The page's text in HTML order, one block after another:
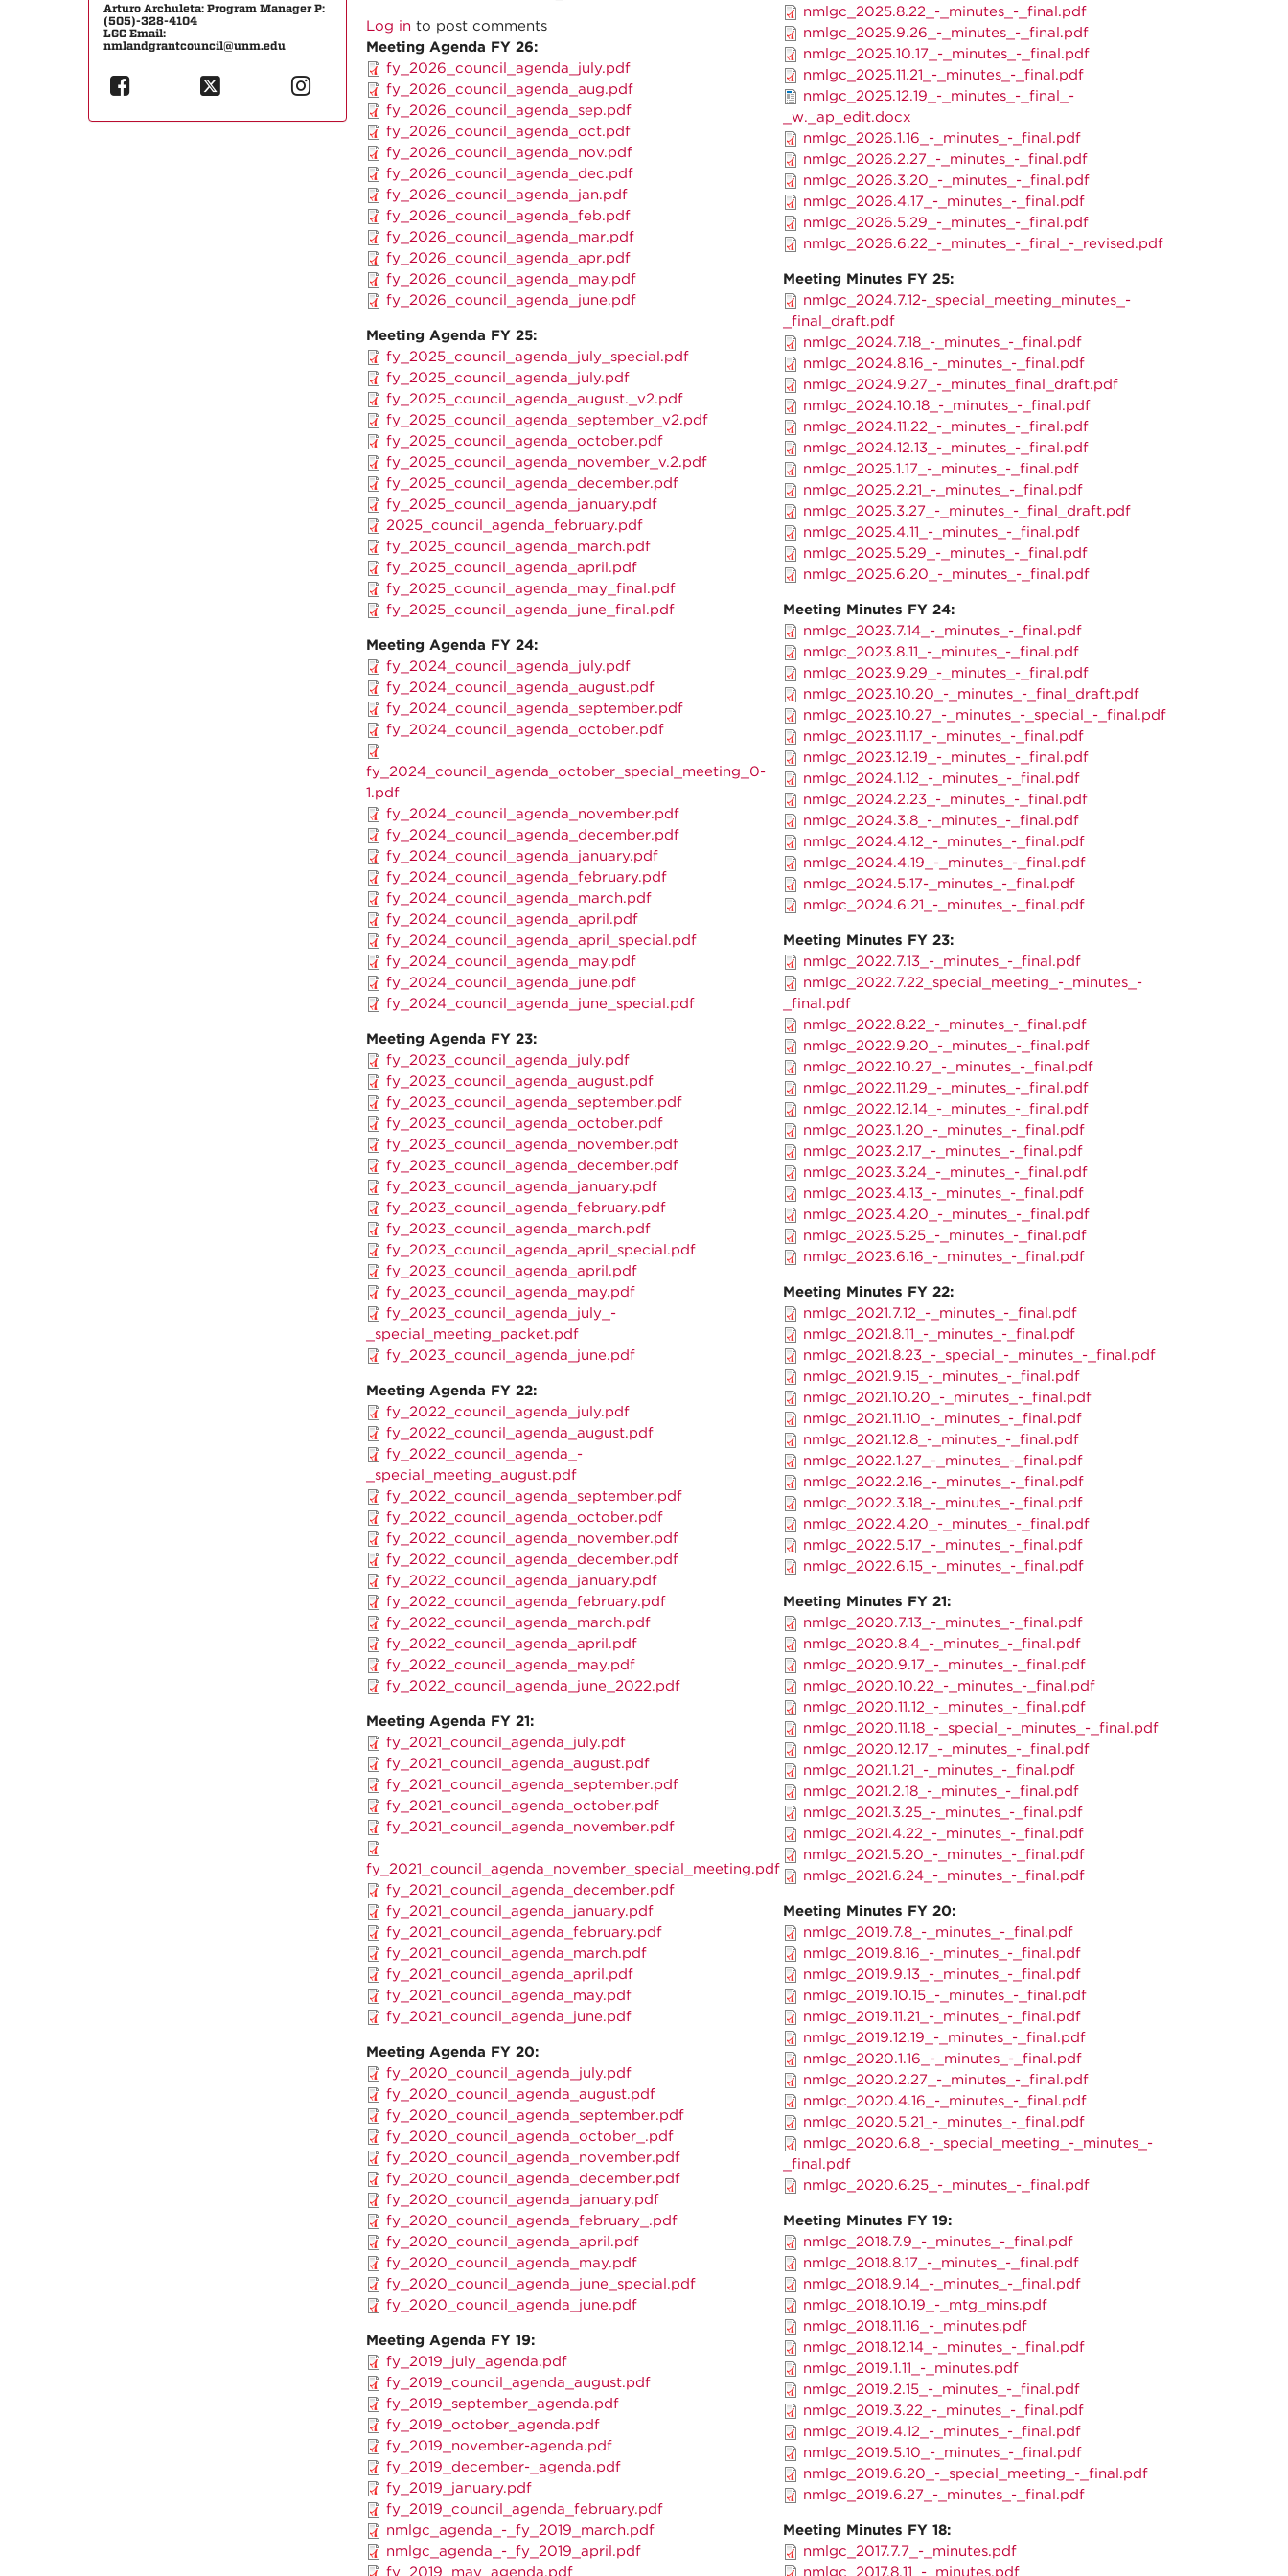
Arturo Archuleta: Program Manager P:
(505)-328-4104
LGC Email:
nmlandgrantcouncil@unm.edu
Log in to post comments
Meeting Agenda FY 26:
fy_2026_council_agenda_july.pdf
fy_2026_council_agenda_aug.pdf
fy_2026_council_agenda_sep.pdf
fy_2026_council_agenda_oct.pdf
fy_2026_council_agenda_nov.pdf
fy_2026_council_agenda_dec.pdf
fy_2026_council_agenda_jan.pdf
fy_2026_council_agenda_feb.pdf
fy_2026_council_agenda_mar.pdf
fy_2026_council_agenda_apr.pdf
fy_2026_council_agenda_may.pdf
fy_2026_council_agenda_june.pdf
Meeting Agenda FY 25:
fy_2025_council_agenda_july_special.pdf
fy_2025_council_agenda_july.pdf
fy_2025_council_agenda_august._v2.pdf
fy_2025_council_agenda_september_v2.pdf
fy_2025_council_agenda_october.pdf
fy_2025_council_agenda_november_v.2.pdf
fy_2025_council_agenda_december.pdf
fy_2025_council_agenda_january.pdf
2025_council_agenda_february.pdf
fy_2025_council_agenda_march.pdf
fy_2025_council_agenda_april.pdf
fy_2025_council_agenda_may_final.pdf
fy_2025_council_agenda_june_final.pdf
Meeting Agenda FY 24:
fy_2024_council_agenda_july.pdf
fy_2024_council_agenda_august.pdf
fy_2024_council_agenda_september.pdf
fy_2024_council_agenda_october.pdf
fy_2024_council_agenda_october_special_meeting_0-
1.pdf
fy_2024_council_agenda_november.pdf
fy_2024_council_agenda_december.pdf
fy_2024_council_agenda_january.pdf
fy_2024_council_agenda_february.pdf
fy_2024_council_agenda_march.pdf
fy_2024_council_agenda_april.pdf
fy_2024_council_agenda_april_special.pdf
fy_2024_council_agenda_may.pdf
fy_2024_council_agenda_june.pdf
fy_2024_council_agenda_june_special.pdf
Meeting Agenda FY 23:
fy_2023_council_agenda_july.pdf
fy_2023_council_agenda_august.pdf
fy_2023_council_agenda_september.pdf
fy_2023_council_agenda_october.pdf
fy_2023_council_agenda_november.pdf
fy_2023_council_agenda_december.pdf
fy_2023_council_agenda_january.pdf
fy_2023_council_agenda_february.pdf
fy_2023_council_agenda_march.pdf
fy_2023_council_agenda_april_special.pdf
fy_2023_council_agenda_april.pdf
fy_2023_council_agenda_may.pdf
fy_2023_council_agenda_july_-
_special_meeting_packet.pdf
fy_2023_council_agenda_june.pdf
Meeting Agenda FY 22:
fy_2022_council_agenda_july.pdf
fy_2022_council_agenda_august.pdf
fy_2022_council_agenda_-
_special_meeting_august.pdf
fy_2022_council_agenda_september.pdf
fy_2022_council_agenda_october.pdf
fy_2022_council_agenda_november.pdf
fy_2022_council_agenda_december.pdf
fy_2022_council_agenda_january.pdf
fy_2022_council_agenda_february.pdf
fy_2022_council_agenda_march.pdf
fy_2022_council_agenda_april.pdf
fy_2022_council_agenda_may.pdf
fy_2022_council_agenda_june_2022.pdf
Meeting Agenda FY 21:
fy_2021_council_agenda_july.pdf
fy_2021_council_agenda_august.pdf
fy_2021_council_agenda_september.pdf
fy_2021_council_agenda_october.pdf
fy_2021_council_agenda_november.pdf
fy_2021_council_agenda_november_special_meeting.pdf
fy_2021_council_agenda_december.pdf
fy_2021_council_agenda_january.pdf
fy_2021_council_agenda_february.pdf
fy_2021_council_agenda_march.pdf
fy_2021_council_agenda_april.pdf
fy_2021_council_agenda_may.pdf
fy_2021_council_agenda_june.pdf
Meeting Agenda FY 20:
fy_2020_council_agenda_july.pdf
fy_2020_council_agenda_august.pdf
fy_2020_council_agenda_september.pdf
fy_2020_council_agenda_october_.pdf
fy_2020_council_agenda_november.pdf
fy_2020_council_agenda_december.pdf
fy_2020_council_agenda_january.pdf
fy_2020_council_agenda_february_.pdf
fy_2020_council_agenda_april.pdf
fy_2020_council_agenda_may.pdf
fy_2020_council_agenda_june_special.pdf
fy_2020_council_agenda_june.pdf
Meeting Agenda FY 19:
fy_2019_july_agenda.pdf
fy_2019_council_agenda_august.pdf
fy_2019_september_agenda.pdf
fy_2019_october_agenda.pdf
fy_2019_november-agenda.pdf
fy_2019_december-_agenda.pdf
fy_2019_january.pdf
fy_2019_council_agenda_february.pdf
nmlgc_agenda_-_fy_2019_march.pdf
nmlgc_agenda_-_fy_2019_april.pdf
fy_2019_may_agenda.pdf
nmlgc_2025.8.22_-_minutes_-_final.pdf
nmlgc_2025.9.26_-_minutes_-_final.pdf
nmlgc_2025.10.17_-_minutes_-_final.pdf
nmlgc_2025.11.21_-_minutes_-_final.pdf
nmlgc_2025.12.19_-_minutes_-_final_-
_w._ap_edit.docx
nmlgc_2026.1.16_-_minutes_-_final.pdf
nmlgc_2026.2.27_-_minutes_-_final.pdf
nmlgc_2026.3.20_-_minutes_-_final.pdf
nmlgc_2026.4.17_-_minutes_-_final.pdf
nmlgc_2026.5.29_-_minutes_-_final.pdf
nmlgc_2026.6.22_-_minutes_-_final_-_revised.pdf
Meeting Minutes FY 25:
nmlgc_2024.7.12-_special_meeting_minutes_-
_final_draft.pdf
nmlgc_2024.7.18_-_minutes_-_final.pdf
nmlgc_2024.8.16_-_minutes_-_final.pdf
nmlgc_2024.9.27_-_minutes_final_draft.pdf
nmlgc_2024.10.18_-_minutes_-_final.pdf
nmlgc_2024.11.22_-_minutes_-_final.pdf
nmlgc_2024.12.13_-_minutes_-_final.pdf
nmlgc_2025.1.17_-_minutes_-_final.pdf
nmlgc_2025.2.21_-_minutes_-_final.pdf
nmlgc_2025.3.27_-_minutes_-_final_draft.pdf
nmlgc_2025.4.11_-_minutes_-_final.pdf
nmlgc_2025.5.29_-_minutes_-_final.pdf
nmlgc_2025.6.20_-_minutes_-_final.pdf
Meeting Minutes FY 24:
nmlgc_2023.7.14_-_minutes_-_final.pdf
nmlgc_2023.8.11_-_minutes_-_final.pdf
nmlgc_2023.9.29_-_minutes_-_final.pdf
nmlgc_2023.10.20_-_minutes_-_final_draft.pdf
nmlgc_2023.10.27_-_minutes_-_special_-_final.pdf
nmlgc_2023.11.17_-_minutes_-_final.pdf
nmlgc_2023.12.19_-_minutes_-_final.pdf
nmlgc_2024.1.12_-_minutes_-_final.pdf
nmlgc_2024.2.23_-_minutes_-_final.pdf
nmlgc_2024.3.8_-_minutes_-_final.pdf
nmlgc_2024.4.12_-_minutes_-_final.pdf
nmlgc_2024.4.19_-_minutes_-_final.pdf
nmlgc_2024.5.17-_minutes_-_final.pdf
nmlgc_2024.6.21_-_minutes_-_final.pdf
Meeting Minutes FY 23:
nmlgc_2022.7.13_-_minutes_-_final.pdf
nmlgc_2022.7.22_special_meeting_-_minutes_-
_final.pdf
nmlgc_2022.8.22_-_minutes_-_final.pdf
nmlgc_2022.9.20_-_minutes_-_final.pdf
nmlgc_2022.10.27_-_minutes_-_final.pdf
nmlgc_2022.11.29_-_minutes_-_final.pdf
nmlgc_2022.12.14_-_minutes_-_final.pdf
nmlgc_2023.1.20_-_minutes_-_final.pdf
nmlgc_2023.2.17_-_minutes_-_final.pdf
nmlgc_2023.3.24_-_minutes_-_final.pdf
nmlgc_2023.4.13_-_minutes_-_final.pdf
nmlgc_2023.4.20_-_minutes_-_final.pdf
nmlgc_2023.5.25_-_minutes_-_final.pdf
nmlgc_2023.6.16_-_minutes_-_final.pdf
Meeting Minutes FY 22:
nmlgc_2021.7.12_-_minutes_-_final.pdf
nmlgc_2021.8.11_-_minutes_-_final.pdf
nmlgc_2021.8.23_-_special_-_minutes_-_final.pdf
nmlgc_2021.9.15_-_minutes_-_final.pdf
nmlgc_2021.10.20_-_minutes_-_final.pdf
nmlgc_2021.11.10_-_minutes_-_final.pdf
nmlgc_2021.12.8_-_minutes_-_final.pdf
nmlgc_2022.1.27_-_minutes_-_final.pdf
nmlgc_2022.2.16_-_minutes_-_final.pdf
nmlgc_2022.3.18_-_minutes_-_final.pdf
nmlgc_2022.4.20_-_minutes_-_final.pdf
nmlgc_2022.5.17_-_minutes_-_final.pdf
nmlgc_2022.6.15_-_minutes_-_final.pdf
Meeting Minutes FY 21:
nmlgc_2020.7.13_-_minutes_-_final.pdf
nmlgc_2020.8.4_-_minutes_-_final.pdf
nmlgc_2020.9.17_-_minutes_-_final.pdf
nmlgc_2020.10.22_-_minutes_-_final.pdf
nmlgc_2020.11.12_-_minutes_-_final.pdf
nmlgc_2020.11.18_-_special_-_minutes_-_final.pdf
nmlgc_2020.12.17_-_minutes_-_final.pdf
nmlgc_2021.1.21_-_minutes_-_final.pdf
nmlgc_2021.2.18_-_minutes_-_final.pdf
nmlgc_2021.3.25_-_minutes_-_final.pdf
nmlgc_2021.4.22_-_minutes_-_final.pdf
nmlgc_2021.5.20_-_minutes_-_final.pdf
nmlgc_2021.6.24_-_minutes_-_final.pdf
Meeting Minutes FY 20:
nmlgc_2019.7.8_-_minutes_-_final.pdf
nmlgc_2019.8.16_-_minutes_-_final.pdf
nmlgc_2019.9.13_-_minutes_-_final.pdf
nmlgc_2019.10.15_-_minutes_-_final.pdf
nmlgc_2019.11.21_-_minutes_-_final.pdf
nmlgc_2019.12.19_-_minutes_-_final.pdf
nmlgc_2020.1.16_-_minutes_-_final.pdf
nmlgc_2020.2.27_-_minutes_-_final.pdf
nmlgc_2020.4.16_-_minutes_-_final.pdf
nmlgc_2020.5.21_-_minutes_-_final.pdf
nmlgc_2020.6.8_-_special_meeting_-_minutes_-
_final.pdf
nmlgc_2020.6.25_-_minutes_-_final.pdf
Meeting Minutes FY 19:
nmlgc_2018.7.9_-_minutes_-_final.pdf
nmlgc_2018.8.17_-_minutes_-_final.pdf
nmlgc_2018.9.14_-_minutes_-_final.pdf
nmlgc_2018.10.19_-_mtg_mins.pdf
nmlgc_2018.11.16_-_minutes.pdf
nmlgc_2018.12.14_-_minutes_-_final.pdf
nmlgc_2019.1.11_-_minutes.pdf
nmlgc_2019.2.15_-_minutes_-_final.pdf
nmlgc_2019.3.22_-_minutes_-_final.pdf
nmlgc_2019.4.12_-_minutes_-_final.pdf
nmlgc_2019.5.10_-_minutes_-_final.pdf
nmlgc_2019.6.20_-_special_meeting_-_final.pdf
nmlgc_2019.6.27_-_minutes_-_final.pdf
Meeting Minutes FY 18:
nmlgc_2017.7.7_-_minutes.pdf
nmlgc_2017.8.11_-_minutes.pdf